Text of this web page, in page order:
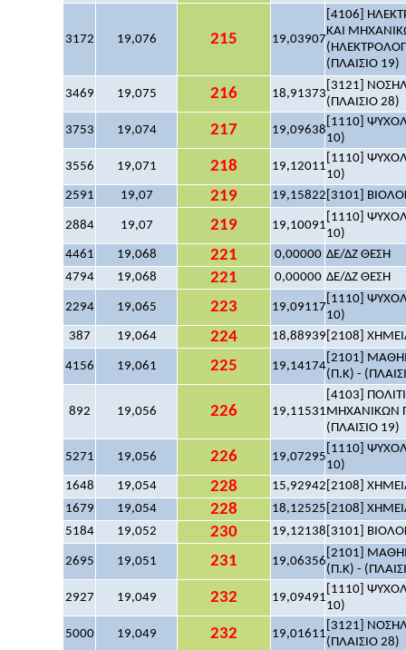
3172 19,076 215 19,03907
[4106]
ΚΑΙ
(ΠΛΑΙΣΙΟ 19)
3469 19,075 216 18,91373
[3121]
(ΠΛΑΙΣΙΟ 28)
3753 19,074 217 19,09638
[1110]
10)
3556 19,071 218 19,12011
[1110]
10)
2591
19,07 219 19,15822 [3101]
2884 19,07 219 19,10091
[1110]
10)
4461
19,068 221 0,00000 ΔΕ/ΔΖ ΘΕΣΗ
4794
19,068 221 0,00000 ΔΕ/ΔΖ ΘΕΣΗ
2294 19,065 223 19,09117
[1110]
10)
387
19,064 224 18,88939 [2108]
4156 19,061 225 19,14174
[2101]
(Π.Κ) -
892 19,056 226 19,11531
[4103]
ΜΗΧΑΝΙΚΩΝ
(ΠΛΑΙΣΙΟ 19)
5271 19,056 226 19,07295
[1110]
10)
1648
19,054 228 15,92942 [2108]
1679
19,054 228 18,12525 [2108]
5184
19,052 230 19,12138 [3101]
2695 19,051 231 19,06356
[2101]
(Π.Κ) -
2927 19,049 232 19,09491
[1110]
10)
5000 19,049 232 19,01611
[3121]
(ΠΛΑΙΣΙΟ 28)